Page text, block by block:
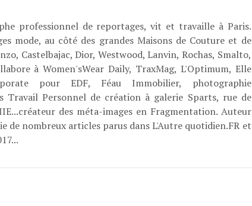
professionnel de reportages, vit et travaille à Paris.
mode, au côté des grandes Maisons de Couture et de
Castelbajac, Dior, Westwood, Lanvin, Rochas, Smalto,
à Women'sWear Daily, TraxMag, L'Optimum, Elle
pour EDF, Féau Immobilier, photographie
Travail Personnel de création à galerie Sparts, rue de
des méta-images en Fragmentation. Auteur
de nombreux articles parus dans L'Autre quotidien.FR et